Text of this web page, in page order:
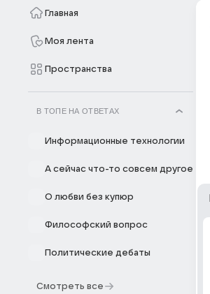
Главная
Моя лента
Пространства
В ТОПЕ НА ОТВЕТАХ
Информационные технологии
А сейчас что-то совсем другое
О любви без купюр
Философский вопрос
Политические дебаты
Смотреть все